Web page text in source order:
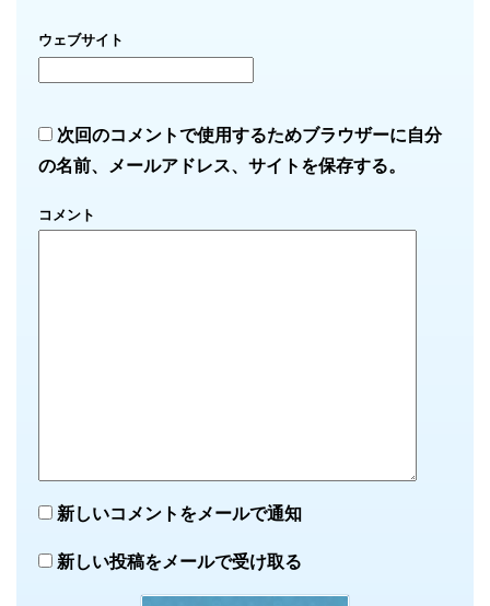
ウェブサイト
次回のコメントで使用するためブラウザーに自分
の名前、メールアドレス、サイトを保存する。
コメント
新しいコメントをメールで通知
新しい投稿をメールで受け取る